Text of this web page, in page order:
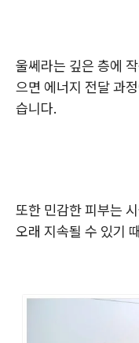
울쎄라는 깊은 층에
으면 에너지 전달 과
습니다.
또한 민감한 피부는
오래 지속될 수 있기